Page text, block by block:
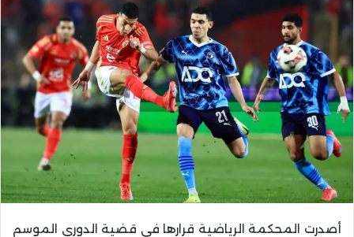
أصدرت المحكمة الرياضية قرارها في قضية الدوري الموسم